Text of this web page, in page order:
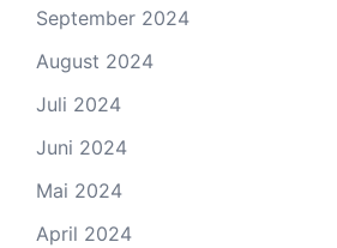
September 2024
August 2024
Juli 2024
Juni 2024
Mai 2024
April 2024